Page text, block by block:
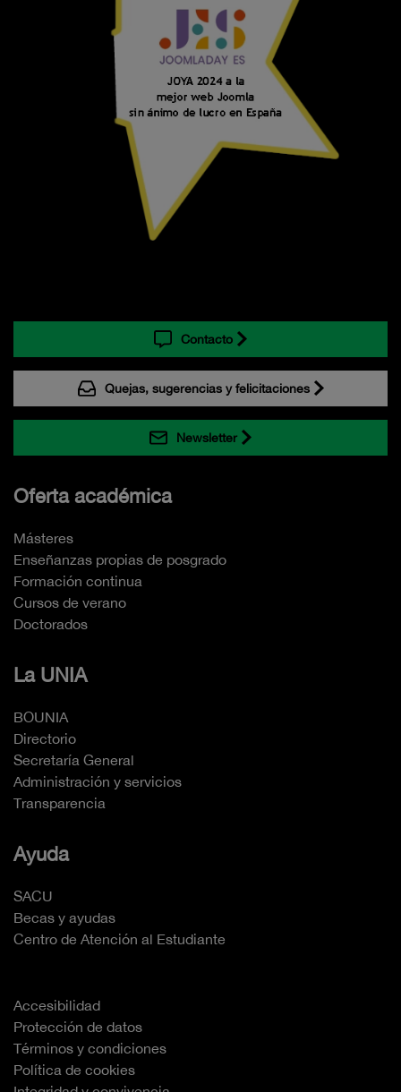
Contacto
Quejas, sugerencias y felicitaciones
Newsletter
Oferta académica
Másteres
Enseñanzas propias de posgrado
Formación continua
Cursos de verano
Doctorados
La UNIA
BOUNIA
Directorio
Secretaría General
Administración y servicios
Transparencia
Ayuda
SACU
Becas y ayudas
Centro de Atención al Estudiante
Accesibilidad
Protección de datos
Términos y condiciones
Política de cookies